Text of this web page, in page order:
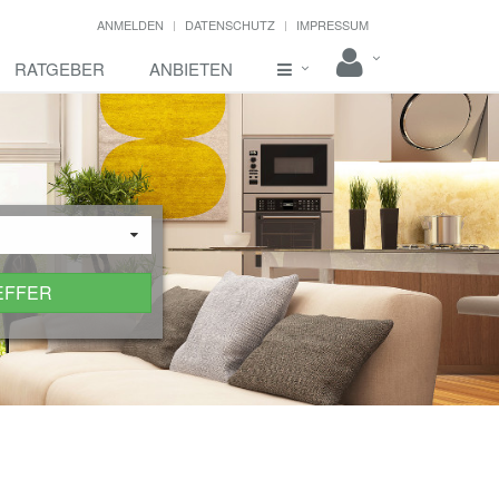
ANMELDEN DATENSCHUTZ IMPRESSUM
RATGEBER ANBIETEN